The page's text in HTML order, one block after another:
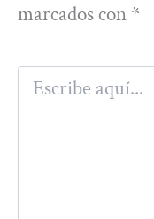
marcados con *
Escribe
aquí...